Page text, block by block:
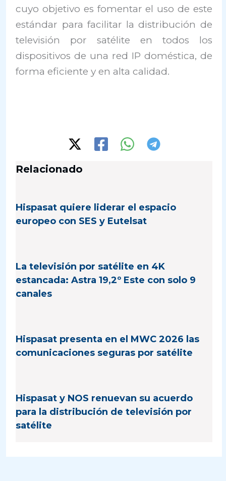
cuyo objetivo es fomentar el uso de este
estándar para facilitar la distribución de
televisión por satélite en todos los
dispositivos de una red IP doméstica, de
forma eficiente y en alta calidad.
Relacionado
Hispasat quiere liderar el espacio
europeo con SES y Eutelsat
La televisión por satélite en 4K
estancada: Astra 19,2º Este con solo 9
canales
Hispasat presenta en el MWC 2026 las
comunicaciones seguras por satélite
Hispasat y NOS renuevan su acuerdo
para la distribución de televisión por
satélite